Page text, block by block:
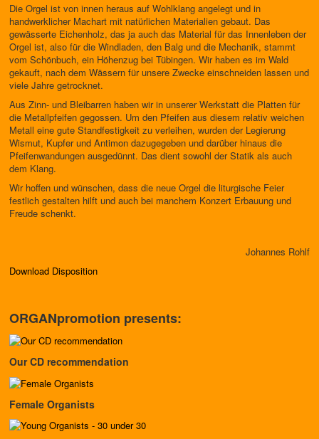
Die Orgel ist von innen heraus auf Wohlklang angelegt und in
handwerklicher Machart mit natürlichen Materialien gebaut. Das
gewässerte Eichenholz, das ja auch das Material für das Innenleben der
Orgel ist, also für die Windladen, den Balg und die Mechanik, stammt
vom Schönbuch, ein Höhenzug bei Tübingen. Wir haben es im Wald
gekauft, nach dem Wässern für unsere Zwecke einschneiden lassen und
viele Jahre getrocknet.
Aus Zinn- und Bleibarren haben wir in unserer Werkstatt die Platten für
die Metallpfeifen gegossen. Um den Pfeifen aus diesem relativ weichen
Metall eine gute Standfestigkeit zu verleihen, wurden der Legierung
Wismut, Kupfer und Antimon dazugegeben und darüber hinaus die
Pfeifenwandungen ausgedünnt. Das dient sowohl der Statik als auch
dem Klang.
Wir hoffen und wünschen, dass die neue Orgel die liturgische Feier
festlich gestalten hilft und auch bei manchem Konzert Erbauung und
Freude schenkt.
Johannes Rohlf
Download Disposition
ORGANpromotion presents:
Our CD recommendation
Female Organists